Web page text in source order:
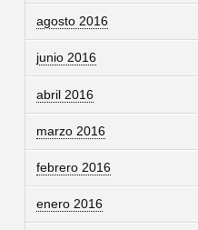
agosto 2016
junio 2016
abril 2016
marzo 2016
febrero 2016
enero 2016